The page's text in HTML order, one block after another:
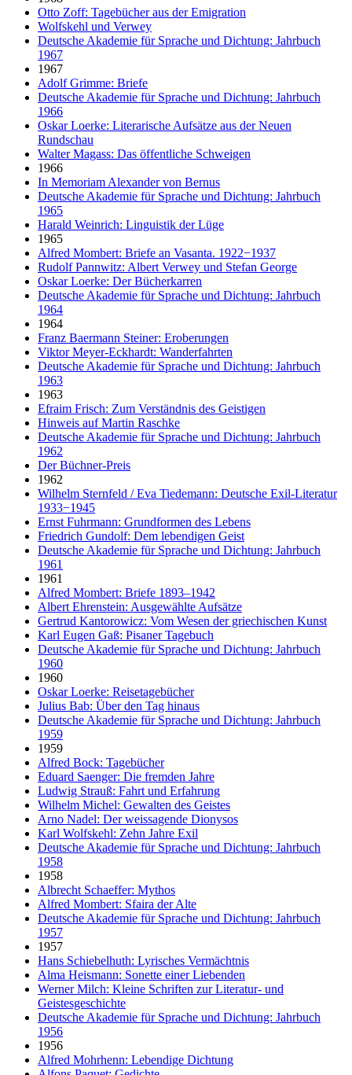
Otto Zoff: Tagebücher aus der Emigration
Wolfskehl und Verwey
Deutsche Akademie für Sprache und Dichtung: Jahrbuch
1967
1967
Adolf Grimme: Briefe
Deutsche Akademie für Sprache und Dichtung: Jahrbuch
1966
Oskar Loerke: Literarische Aufsätze aus der Neuen
Rundschau
Walter Magass: Das öffentliche Schweigen
1966
In Memoriam Alexander von Bernus
Deutsche Akademie für Sprache und Dichtung: Jahrbuch
1965
Harald Weinrich: Linguistik der Lüge
1965
Alfred Mombert: Briefe an Vasanta. 1922−1937
Rudolf Pannwitz: Albert Verwey und Stefan George
Oskar Loerke: Der Bücherkarren
Deutsche Akademie für Sprache und Dichtung: Jahrbuch
1964
1964
Franz Baermann Steiner: Eroberungen
Viktor Meyer-Eckhardt: Wanderfahrten
Deutsche Akademie für Sprache und Dichtung: Jahrbuch
1963
1963
Efraim Frisch: Zum Verständnis des Geistigen
Hinweis auf Martin Raschke
Deutsche Akademie für Sprache und Dichtung: Jahrbuch
1962
Der Büchner-Preis
1962
Wilhelm Sternfeld / Eva Tiedemann: Deutsche Exil-Literatur
1933−1945
Ernst Fuhrmann: Grundformen des Lebens
Friedrich Gundolf: Dem lebendigen Geist
Deutsche Akademie für Sprache und Dichtung: Jahrbuch
1961
1961
Alfred Mombert: Briefe 1893–1942
Albert Ehrenstein: Ausgewählte Aufsätze
Gertrud Kantorowicz: Vom Wesen der griechischen Kunst
Karl Eugen Gaß: Pisaner Tagebuch
Deutsche Akademie für Sprache und Dichtung: Jahrbuch
1960
1960
Oskar Loerke: Reisetagebücher
Julius Bab: Über den Tag hinaus
Deutsche Akademie für Sprache und Dichtung: Jahrbuch
1959
1959
Alfred Bock: Tagebücher
Eduard Saenger: Die fremden Jahre
Ludwig Strauß: Fahrt und Erfahrung
Wilhelm Michel: Gewalten des Geistes
Arno Nadel: Der weissagende Dionysos
Karl Wolfskehl: Zehn Jahre Exil
Deutsche Akademie für Sprache und Dichtung: Jahrbuch
1958
1958
Albrecht Schaeffer: Mythos
Alfred Mombert: Sfaira der Alte
Deutsche Akademie für Sprache und Dichtung: Jahrbuch
1957
1957
Hans Schiebelhuth: Lyrisches Vermächtnis
Alma Heismann: Sonette einer Liebenden
Werner Milch: Kleine Schriften zur Literatur- und
Geistesgeschichte
Deutsche Akademie für Sprache und Dichtung: Jahrbuch
1956
1956
Alfred Mohrhenn: Lebendige Dichtung